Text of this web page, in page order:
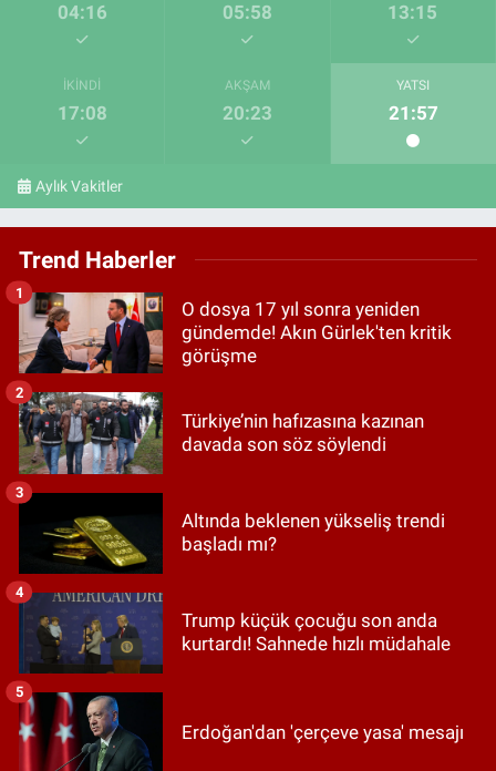
04:16 05:58 13:15
İKINDI
17:08
AKŞAM
20:23
YATSI
21:57
Aylık Vakitler
Trend Haberler
O dosya 17 yıl sonra yeniden
gündemde! Akın Gürlek'ten kritik
görüşme
1
Türkiye’nin hafızasına kazınan
davada son söz söylendi
2
Altında beklenen yükseliş trendi
başladı mı?
3
Trump küçük çocuğu son anda
kurtardı! Sahnede hızlı müdahale
4
Erdoğan'dan 'çerçeve yasa' mesajı
5